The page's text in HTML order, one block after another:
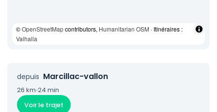
©OpenStreetMapcontributors, Humanitarian OSM · Itinéraires :
Valhalla
depuis Marcillac-vallon
26 km·24 min
Voir le trajet